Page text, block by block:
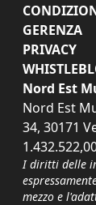
GERENZA
PRIVACY
Nord Est
Nord Est
34, 30171
I diritti delle
mezzo e